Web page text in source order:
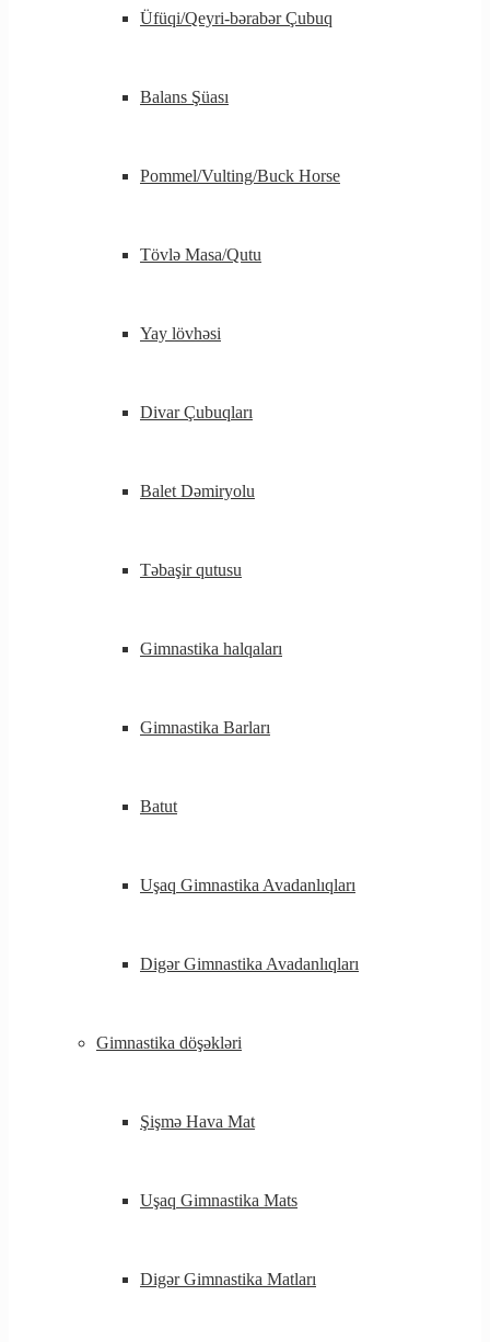
Üfüqi/Qeyri-bərabər Çubuq
Balans Şüası
Pommel/Vulting/Buck Horse
Tövlə Masa/Qutu
Yay lövhəsi
Divar Çubuqları
Balet Dəmiryolu
Təbaşir qutusu
Gimnastika halqaları
Gimnastika Barları
Batut
Uşaq Gimnastika Avadanlıqları
Digər Gimnastika Avadanlıqları
Gimnastika döşəkləri
Şişmə Hava Mat
Uşaq Gimnastika Mats
Digər Gimnastika Matları